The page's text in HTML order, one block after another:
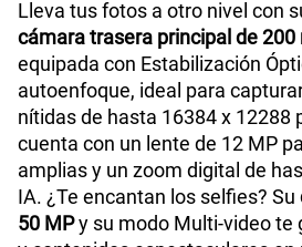
Lleva tus fotos a otro nivel con
cámara trasera principal de
equipada con Estabilización
autoenfoque, ideal para
nítidas de hasta 16384 x 12288
cuenta con un lente de 12 MP
amplias y un zoom digital de
IA. ¿Te encantan los selfies? Su
50 MPy su modo Multi-video te